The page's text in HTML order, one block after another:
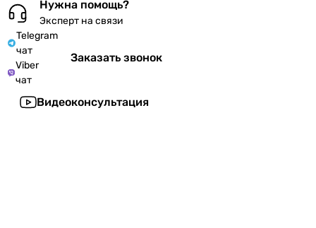
Нужна помощь?
Эксперт на связи
Telegram
чат
Viber
чат
Заказать звонок
Видеоконсультация